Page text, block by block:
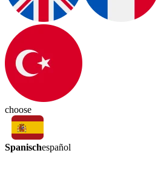
choose
Spanischespañol